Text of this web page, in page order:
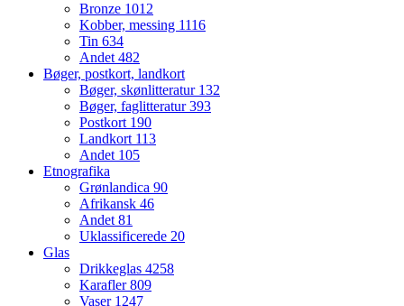
Bronze 1012
Kobber, messing 1116
Tin 634
Andet 482
Bøger, postkort, landkort
Bøger, skønlitteratur 132
Bøger, faglitteratur393
Postkort 190
Landkort 113
Andet 105
Etnografika
Grønlandica 90
Afrikansk 46
Andet 81
Uklassificerede 20
Glas
Drikkeglas 4258
Karafler809
Vaser 1247